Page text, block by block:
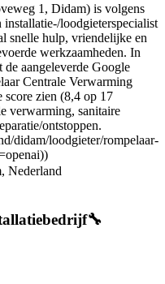
1, Didam) is volgens
loodgieterspecialist
snelle hulp, vriendelijke en
werkzaamheden. In
aangeleverde Google
Centrale Verwarming
score zien (8,4 op 17
verwarming, sanitaire
ontstoppen.
didam/loodgieter/rompelaar-
Nederland